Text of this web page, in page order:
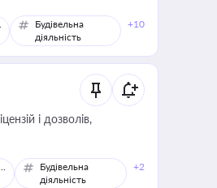
Будівельна
діяльність
+10
і дозволів,
Торгівля
Будівельна
діяльність
+2